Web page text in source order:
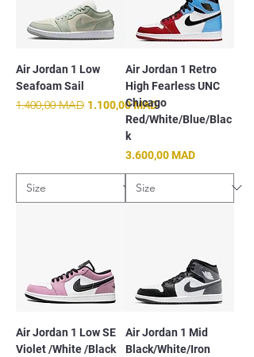
Air Jordan 1 Low
Seafoam Sail
Prix original
1.400,00 MAD Prix promotionnel
1.100,00 MAD
Air Jordan 1 Retro
High Fearless UNC
Chicago
Red/White/Blue/Blac
k
Prix
3.600,00 MAD
Air Jordan 1 Low SE
Violet /White /Black
Air Jordan 1 Mid
Black/White/Iron